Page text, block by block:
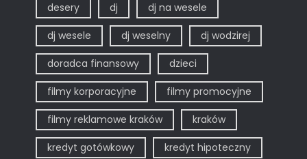
desery dj dj na wesele
dj wesele dj weselny dj wodzirej
doradca finansowy dzieci
filmy korporacyjne filmy promocyjne
filmy reklamowe kraków kraków
kredyt gotówkowy kredyt hipoteczny